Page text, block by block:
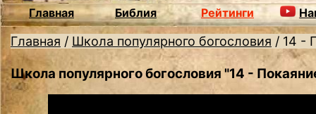
Главная Библия Рейтинги
Главная / Школа популярного богословия / 14 -
Школа популярного богословия "14 -